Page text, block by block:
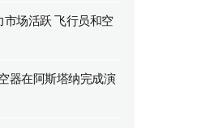
场活跃 飞行员和空
器在阿斯塔纳完成演